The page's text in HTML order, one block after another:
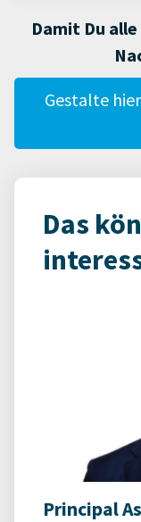
Damit Du
Gestalte
Das
Principal